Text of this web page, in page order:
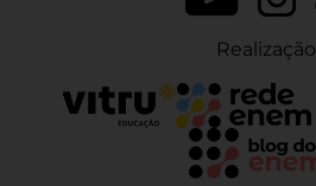
Realização